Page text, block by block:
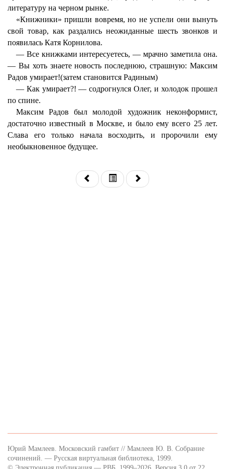
литературу на черном рынке.
«Книжники» пришли вовремя, но не успели они вынуть
свой товар, как раздались неожиданные шесть звонков и
появилась Катя Корнилова.
— Все книжками интересуетесь, — мрачно заметила она.
— Вы хоть знаете новость последнюю, страшную: Максим
Радов умирает!(затем становится Радиным)
— Как умирает?! — содрогнулся Олег, и холодок прошел
по спине.
Максим Радов был молодой художник неконформист,
достаточно известный в Москве, и было ему всего 25 лет.
Слава его только начала восходить, и пророчили ему
необыкновенное будущее.
Юрий Мамлеев. Московский гамбит // Мамлеев Ю. В. Собрание
сочинений. — Русская виртуальная библиотека, 1999.